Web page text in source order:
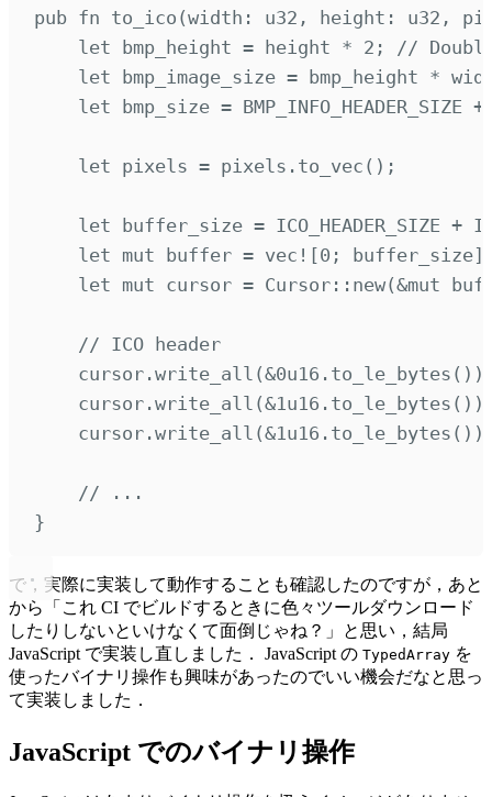
pub fn to_ico (width : u32 , height : u32 ,
let bmp_height = height * 2 ;
//
let bmp_image_size = bmp_height *
let bmp_size = BMP_INFO_HEADER_SIZE +
let pixels = pixels . to_vec ();
let buffer_size = ICO_HEADER_SIZE +
let mut buffer = vec! [0 ; buffer_size
let mut cursor = Cursor :: new(&mut
// ICO header
cursor .write_all (&0u16 . to_le_bytes
cursor .write_all (&1 u16 . to_le_bytes
cursor .write_all (&1 u16 . to_le_bytes
// ...
}
で，実際に実装して動作することも確認したのですが，あと
から「これ CI でビルドするときに色々ツールダウンロード
したりしないといけなくて面倒じゃね？」と思い，結局
JavaScript で実装し直しました． JavaScript の TypedArray を
使ったバイナリ操作も興味があったのでいい機会だなと思っ
て実装しました．
JavaScript でのバイナリ操作